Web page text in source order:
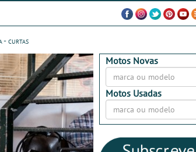
- curtas
Motos Novas
Motos Usadas